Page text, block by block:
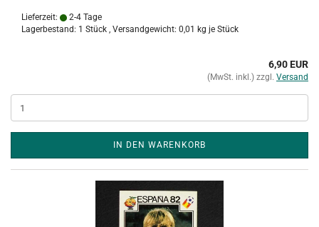
Lieferzeit:
2-4 Tage
Lagerbestand: 1 Stück , Versandgewicht: 0,01 kg je Stück
6,90 EUR
(MwSt. inkl.) zzgl. Versand
IN DEN WARENKORB